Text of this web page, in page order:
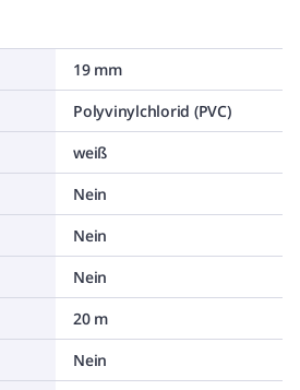
19 mm
Polyvinylchlorid (PVC)
weiß
Nein
Nein
Nein
20 m
Nein